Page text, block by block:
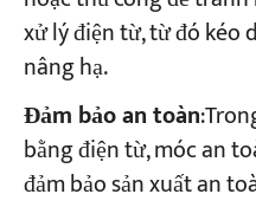
xử lý điện từ, từ đó
nâng hạ.
Đảm bảo an toàn
bằng điện từ, móc an
đảm bảo sản xuất an